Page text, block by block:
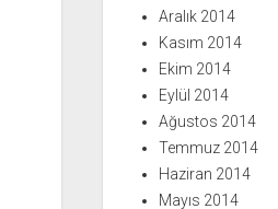
Aralık 2014
Kasım 2014
Ekim 2014
Eylül 2014
Ağustos 2014
Temmuz 2014
Haziran 2014
Mayıs 2014